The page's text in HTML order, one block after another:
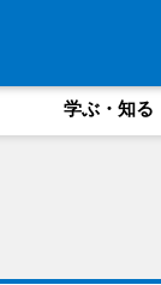
学ぶ・知る